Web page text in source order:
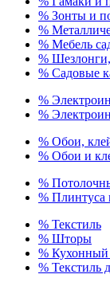
% Зонты и
%
% Мебель
%
% Садовые
%
%
% Обои,
% Обои и
%
% Плинтуса
% Текстиль
% Шторы
% Кухонный
% Текстиль